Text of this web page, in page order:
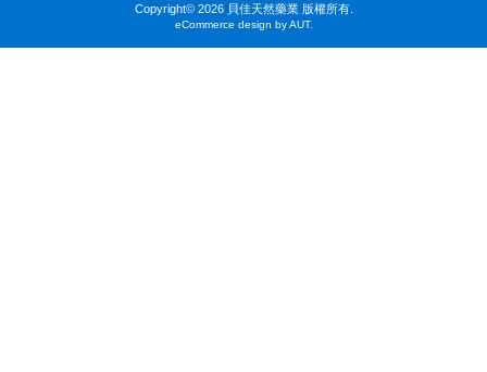
Copyright© 2026 貝佳天然藥業 版權所有.
eCommerce design by AUT.